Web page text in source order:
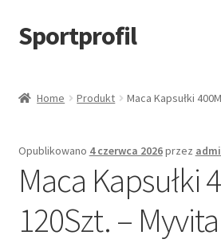
Przejdź
do
Przejdź
do
Sportprofil
Koszyk
Home Produkt Maca Kapsułki
Opublikowano 4 czerwca 2026przez
Maca Kapsułki
120Szt. – Myvita